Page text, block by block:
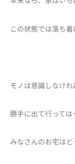
この状態では落ち着
モノは意識しなけれ
勝手に出て行っては
みなさんのお宅はど